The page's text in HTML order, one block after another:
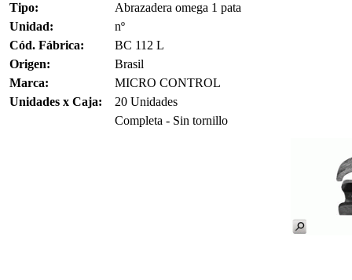
Tipo:
Abrazadera omega 1 pata
Unidad:
nº
Cód. Fábrica:
BC 112 L
Origen:
Brasil
Marca:
MICRO CONTROL
Unidades x Caja:
20 Unidades
Completa - Sin tornillo